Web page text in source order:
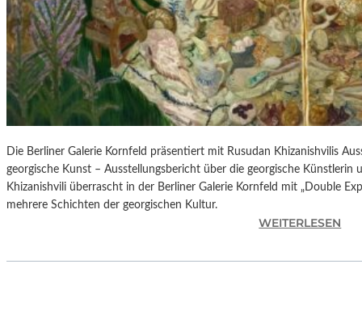
H
E
S
T
E
R
P
I
E
T
R
Die Berliner Galerie Kornfeld präsentiert mit Rusudan Khizanishvilis
georgische Kunst – Ausstellungsbericht über die georgische Künstlerin
Khizanishvili überrascht in der Berliner Galerie Kornfeld mit „Double
mehrere Schichten der georgischen Kultur.
WEITERLESEN
U